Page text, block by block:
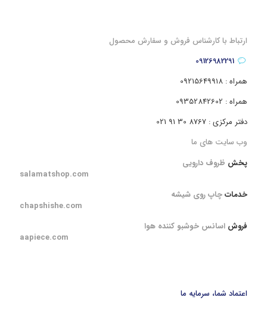
ارتباط با کارشناس فروش و سفارش محصول
09126982291
همراه : 09215649918
همراه : 09352842602
دفتر مرکزی : 8767 30 91 021
وب سایت های ما
پخش ظروف دارویی
salamatshop.com
خدماتچاپ روی شیشه
chapshishe.com
فروش اسانس خوشبو کننده هوا
aapiece.com
اعتماد شما، سرمایه ما